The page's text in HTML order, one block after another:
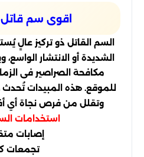
اقوى سم قاتل
السم القاتل ذو تركيز عالٍ
الشديدة أو الانتشار
مكافحة الصراصير فى
للموقع. هذه المبيدات
وتقلل من فرص نجاة أي
استخدامات
إصابات
تجمعات